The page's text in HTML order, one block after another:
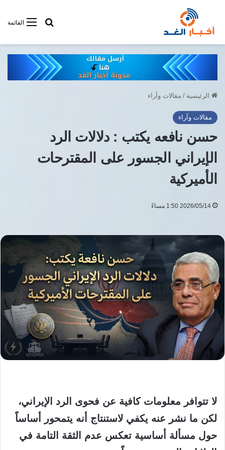
القائمةأبحت فى
الرئيسية / مقالات وآراء
مقالات وآراء
حسن نافعه يكتب : دلالات الرد
الإيراني الجسور على المقترحات
الأميركية
2026/05/14 1:50 مساءً
لا تتوافر معلومات كافية عن فحوى الرد الإيراني،
لكن ما نشر عنه يكفي لاستنتاج أنه يتمحور أساساً
حول مسألة أساسية تعكس عدم الثقة التامة في